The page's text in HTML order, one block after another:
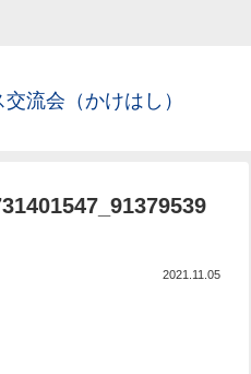
流会（かけはし）
2021.11.05